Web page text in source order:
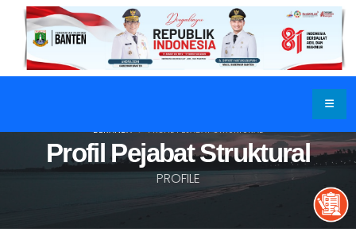
Profil Pejabat Struktural
PROFILE
BERANDA PROFIL PEJABAT STRUKTURAL